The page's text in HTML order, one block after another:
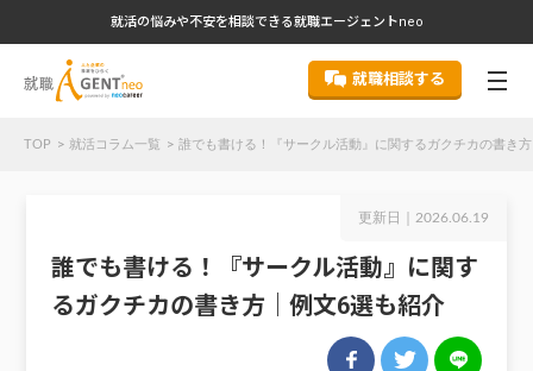
就活の悩みや不安を相談できる就職エージェントneo
就職相談する
TOP 就活コラム一覧 誰でも書ける！『サークル活動』に関するガクチカの書き
更新日｜ 2026.06.19
誰でも書ける！『サークル活動』に関す
るガクチカの書き方｜例文6選も紹介